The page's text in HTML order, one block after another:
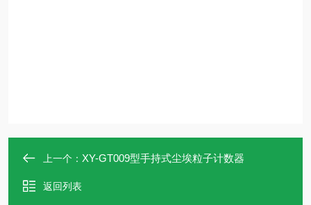
上一个： XY-GT009型手持式尘埃粒子计数器
返回列表